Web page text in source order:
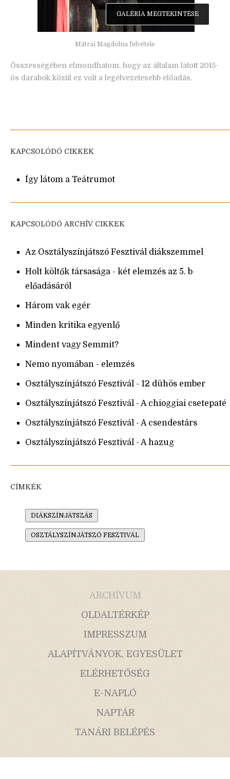
Mátrai Magdolna felvétele
GALÉRIA MEGTEKINTÉSE
Összességében elmondhatom, hogy az általam látott 2015-
ös darabok közül ez volt a legélvezetesebb előadás.
KAPCSOLÓDÓ CIKKEK
Így látom a Teátrumot
KAPCSOLÓDÓ ARCHÍV CIKKEK
Az Osztályszínjátszó Fesztivál diákszemmel
Holt költők társasága - két elemzés az 5. b
előadásáról
Három vak egér
Minden kritika egyenlő
Mindent vagy Semmit?
Nemo nyomában - elemzés
Osztályszínjátszó Fesztivál - 12 dühös ember
Osztályszínjátszó Fesztivál - A chioggiai csetepaté
Osztályszínjátszó Fesztivál - A csendestárs
Osztályszínjátszó Fesztivál - A hazug
CÍMKÉK
DIÁKSZÍNJÁTSZÁS
OSZTÁLYSZÍNJÁTSZÓ FESZTIVÁL
ARCHÍVUM
OLDALTÉRKÉP
IMPRESSZUM
ALAPÍTVÁNYOK, EGYESÜLET
ELÉRHETŐSÉG
E-NAPLÓ
NAPTÁR
TANÁRI BELÉPÉS